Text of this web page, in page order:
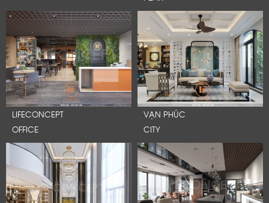
LIFECONCEPT
OFFICE
VẠN PHÚC
CITY